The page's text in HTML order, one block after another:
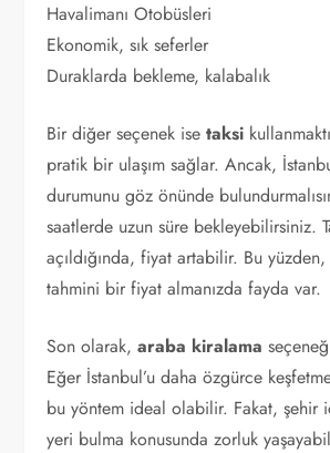
Havalimanı Otobüsleri
Ekonomik, sık seferler
Duraklarda bekleme, kalabalık
Bir diğer seçenek isetaksi
pratik bir ulaşım sağlar. Ancak,
durumunu göz önünde
saatlerde uzun süre bekleyebilirsiniz.
açıldığında, fiyat artabilir. Bu
tahmini bir fiyat almanızda fayda var.
Son olarak,araba kiralama
Eğer İstanbul’u daha özgürce
bu yöntem ideal olabilir. Fakat, şehir
yeri bulma konusunda zorluk